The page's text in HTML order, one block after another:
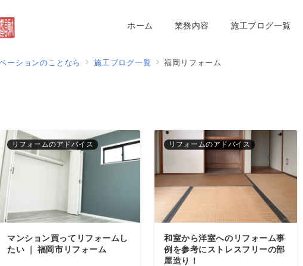
ホーム 業務内容 施工ブログ一覧
ーションのことなら 施工ブログ一覧 福岡リフォーム
リフォームのアドバイス
マンション買ってリフォームし
たい ｜ 福岡市リフォーム
リフォームのアドバイス
和室から洋室へのリフォーム事
例を参考にストレスフリーの部
屋造り！